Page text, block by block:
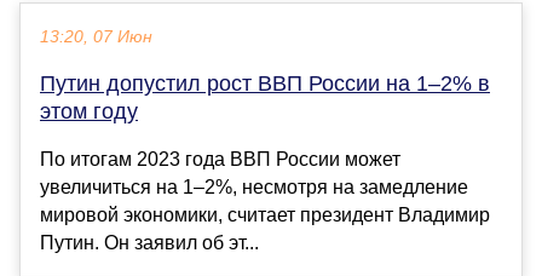
13:20, 07 Июн
Путин допустил рост ВВП России на 1–2% в
этом году
По итогам 2023 года ВВП России может
увеличиться на 1–2%, несмотря на замедление
мировой экономики, считает президент Владимир
Путин. Он заявил об эт...